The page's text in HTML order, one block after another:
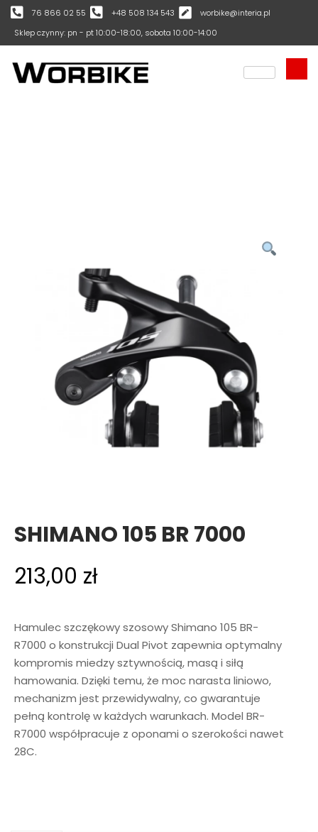
76 866 02 55 +48 508 134 543
worbike@interia.pl
Sklep czynny: pn - pt 10:00-18:00, sobota 10:00-14:00
SHIMANO 105 BR 7000
213,00 zł
Hamulec szczękowy szosowy Shimano 105 BR-
R7000 o konstrukcji Dual Pivot zapewnia optymalny
kompromis miedzy sztywnością, masą i siłą
hamowania. Dzięki temu, że moc narasta liniowo,
mechanizm jest przewidywalny, co gwarantuje
pełną kontrolę w każdych warunkach. Model BR-
R7000 współpracuje z oponami o szerokości nawet
28C.